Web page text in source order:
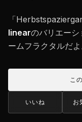
「
linearのバリエー
ームフラクタルだよ
こ
いいね お